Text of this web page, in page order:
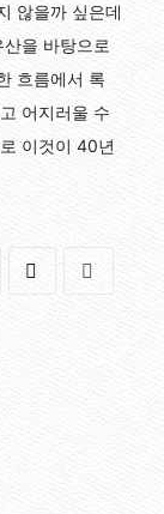
않을까 싶은데
을 바탕으로
흐름에서 록
어지러울 수
이것이 40년